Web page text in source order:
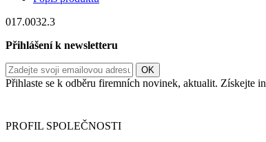
017.0032.3
Přihlášení k newsletteru
Přihlaste se k odběru firemních novinek, aktualit. Získejte
PROFIL SPOLEČNOSTI